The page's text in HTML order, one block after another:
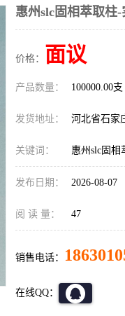
惠州slc固相萃取柱
价格： 面议
产品数量： 100000.00支
发货地址： 河北省石家
关键词： 惠州slc固相
发布日期： 2026-08-07
阅 读 量： 47
销售电话：
在线QQ：